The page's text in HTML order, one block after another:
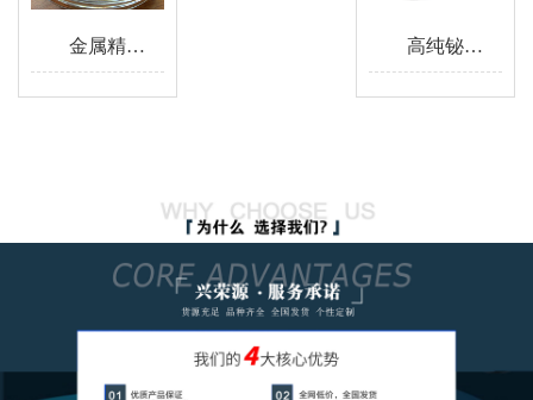
金属精铋锭4N Bi99.99铋块 铋粒 冶 高纯铋粉 金属铋粉超细铋粉 科